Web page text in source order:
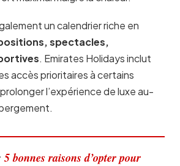
un calendrier riche en
spectacles,
. Emirates Holidays inclut
accès prioritaires à certains
l’expérience de luxe au-
5 bonnes raisons d’opter pour